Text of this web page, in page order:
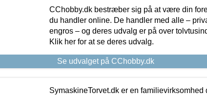
CChobby.dk bestræber sig på at være din
du handler online. De handler med alle –
engros – og deres udvalg er på over
Klik her for at se deres udvalg.
Se udvalget på CChobby.dk
SymaskineTorvet.dk er en familievirksomhed